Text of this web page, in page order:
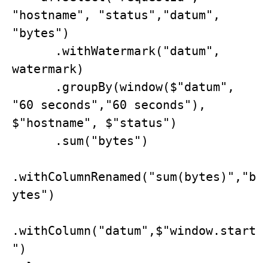
"hostname", "status","datum",
"bytes")
watermark)
"60 seconds","60 seconds"),
$"hostname", $"status")
.withColumnRenamed("sum(bytes)","b
ytes")
.withColumn("datum",$"window.start
")